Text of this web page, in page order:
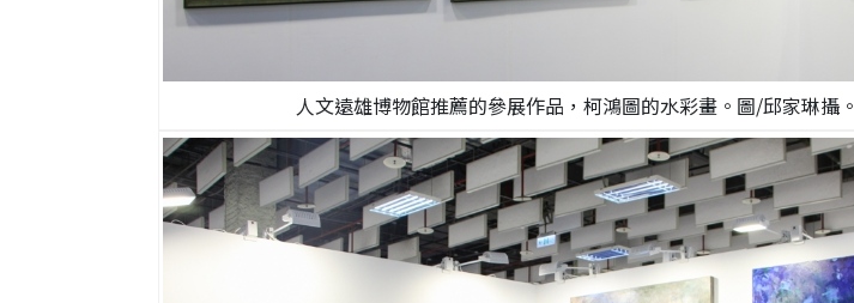
人文遠雄博物館推薦的參展作品，柯鴻圖的水彩畫。圖/邱家琳攝。